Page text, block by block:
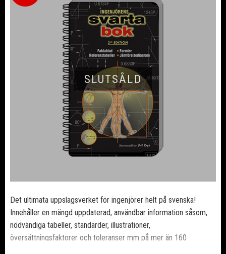
SLUTSÅLD
Det ultimata uppslagsverket för ingenjörer helt på svenska!
Innehåller en mängd uppdaterad, användbar information såsom,
nödvändiga tabeller, standarder, illustrationer,
översättningsfaktorer och toleranser mm på mer än 160